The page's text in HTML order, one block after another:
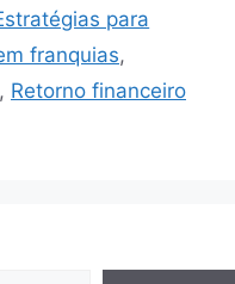
para
franquias,
, Retorno financeiro